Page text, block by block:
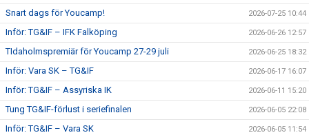
Snart dags för Youcamp! 2026-07-25 10:44
Inför: TG&IF – IFK Falköping 2026-06-26 12:57
TIdaholmspremiär för Youcamp 27-29 juli 2026-06-25 18:32
Inför: Vara SK – TG&IF 2026-06-17 16:07
Inför: TG&IF – Assyriska IK 2026-06-11 15:20
Tung TG&IF-förlust i seriefinalen 2026-06-05 22:08
Inför: TG&IF – Vara SK 2026-06-05 11:54